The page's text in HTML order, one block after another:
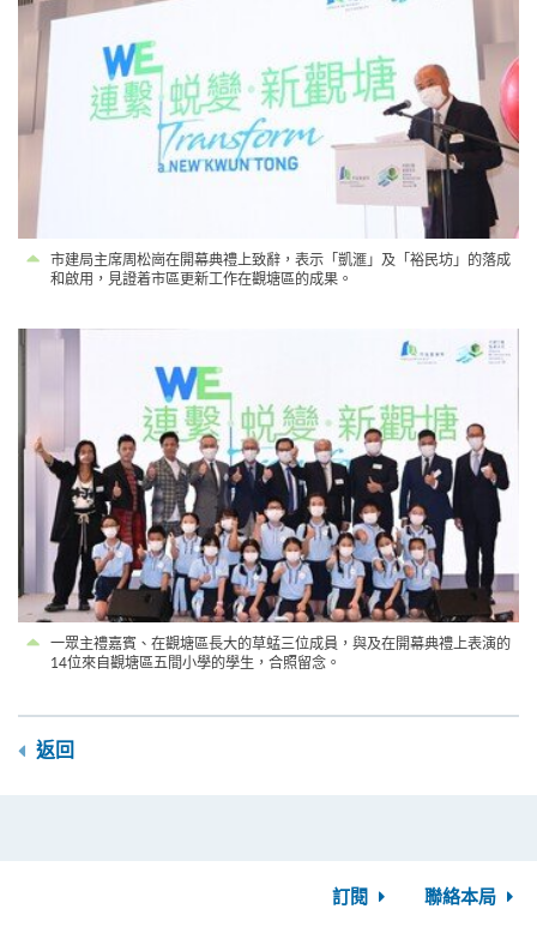
市建局主席周松崗在開幕典禮上致辭，表示「凱滙」及「裕民坊」的落成
和啟用，見證着市區更新工作在觀塘區的成果。
一眾主禮嘉賓、在觀塘區長大的草蜢三位成員，與及在開幕典禮上表演的
14位來自觀塘區五間小學的學生，合照留念。
返回
訂閱 聯絡本局